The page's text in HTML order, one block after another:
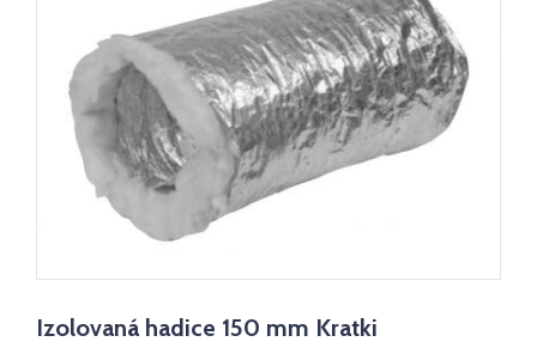
Izolovaná hadice 150 mm Kratki